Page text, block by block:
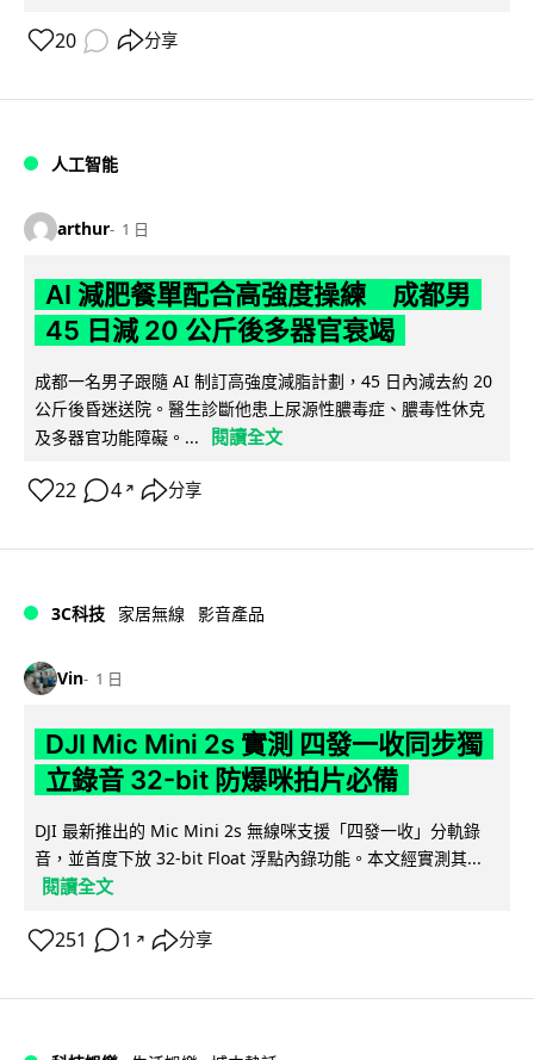
20 分享
人工智能
arthur 1 日
AI 減肥餐單配合高強度操練 成都男
45 日減 20 公斤後多器官衰竭
成都一名男子跟隨 AI 制訂高強度減脂計劃，45 日內減去約 20
公斤後昏迷送院。醫生診斷他患上尿源性膿毒症、膿毒性休克
及多器官功能障礙。...
閱讀全文
22 4 ↗ 分享
3C科技 家居無線 影音產品
Vin 1 日
DJI Mic Mini 2s 實測 四發一收同步獨
立錄音 32-bit 防爆咪拍片必備
DJI 最新推出的 Mic Mini 2s 無線咪支援「四發一收」分軌錄
音，並首度下放 32-bit Float 浮點內錄功能。本文經實測其...
閱讀全文
251 1 ↗ 分享